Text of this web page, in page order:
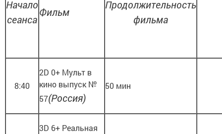
Начало
сеанса
Фильм
Продолжительность
фильма
8:40
2D 0+ Мульт в
кино выпуск №
57(Россия)
50 мин
3D 6+ Реальная